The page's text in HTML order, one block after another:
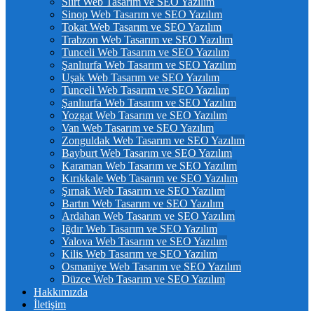
Sinop Web Tasarım ve SEO Yazılım
Tokat Web Tasarım ve SEO Yazılım
Trabzon Web Tasarım ve SEO Yazılım
Tunceli Web Tasarım ve SEO Yazılım
Şanlıurfa Web Tasarım ve SEO Yazılım
Uşak Web Tasarım ve SEO Yazılım
Tunceli Web Tasarım ve SEO Yazılım
Şanlıurfa Web Tasarım ve SEO Yazılım
Yozgat Web Tasarım ve SEO Yazılım
Van Web Tasarım ve SEO Yazılım
Zonguldak Web Tasarım ve SEO Yazılım
Bayburt Web Tasarım ve SEO Yazılım
Karaman Web Tasarım ve SEO Yazılım
Kırıkkale Web Tasarım ve SEO Yazılım
Şırnak Web Tasarım ve SEO Yazılım
Bartın Web Tasarım ve SEO Yazılım
Ardahan Web Tasarım ve SEO Yazılım
Iğdır Web Tasarım ve SEO Yazılım
Yalova Web Tasarım ve SEO Yazılım
Kilis Web Tasarım ve SEO Yazılım
Osmaniye Web Tasarım ve SEO Yazılım
Düzce Web Tasarım ve SEO Yazılım
Hakkımızda
İletişim